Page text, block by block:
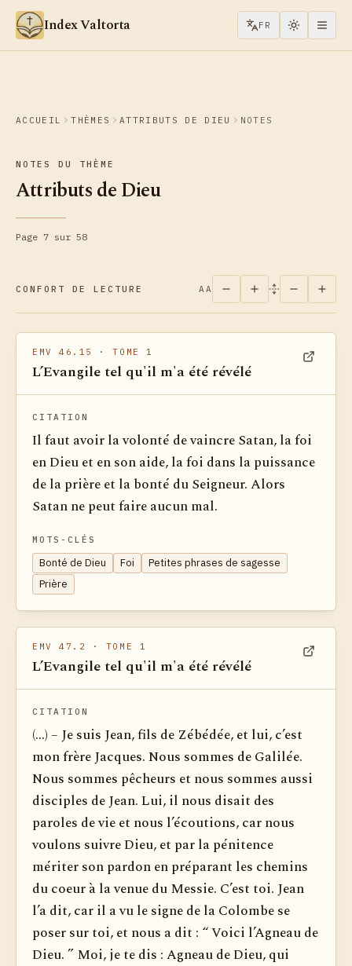
Aller au contenu
Index Valtorta FR
ACCUEIL THÈMES ATTRIBUTS DE DIEU NOTES
NOTES DU THÈME
Attributs de Dieu
Page 7 sur 58
CONFORT DE LECTURE AA
EMV 46.15 · TOME 1
L’Evangile tel qu'il m'a été révélé
CITATION
Il faut avoir la volonté de vaincre Satan, la foi
en Dieu et en son aide, la foi dans la puissance
de la prière et la bonté du Seigneur. Alors
Satan ne peut faire aucun mal.
MOTS-CLÉS
Bonté de Dieu Foi
Petites phrases de sagesse
Prière
EMV 47.2 · TOME 1
L’Evangile tel qu'il m'a été révélé
CITATION
(...) – Je suis Jean, fils de Zébédée, et lui, c’est
mon frère Jacques. Nous sommes de Galilée.
Nous sommes pêcheurs et nous sommes aussi
disciples de Jean. Lui, il nous disait des
paroles de vie et nous l’écoutions, car nous
voulons suivre Dieu, et par la pénitence
mériter son pardon en préparant les chemins
du coeur à la venue du Messie. C’est toi. Jean
l’a dit, car il a vu le signe de la Colombe se
poser sur toi, et nous a dit : “ Voici l’Agneau de
Dieu. ” Moi, je te dis : Agneau de Dieu, qui